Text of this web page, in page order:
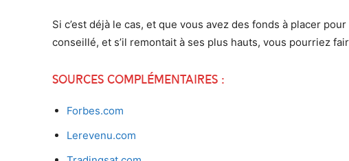
Si c’est déjà le cas, et que vous avez des fonds à placer
conseillé, et s’il remontait à ses plus hauts, vous pourriez
Sources complémentaires :
Forbes.com
Lerevenu.com